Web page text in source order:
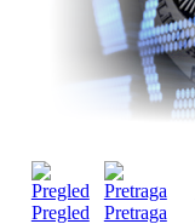
Pregled Pretraga